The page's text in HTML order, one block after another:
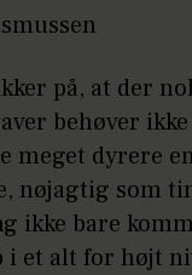
på, at der
behøver
meget dyrere
nøjagtig som
ikke bare
i et alt for højt